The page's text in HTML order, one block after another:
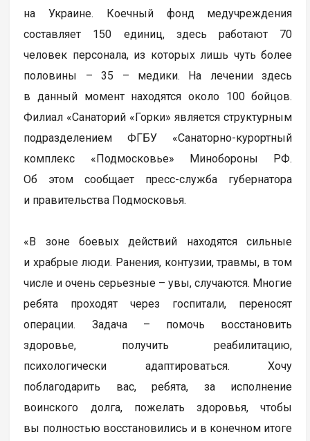
на Украине. Коечный фонд медучреждения
составляет 150 единиц, здесь работают 70
человек персонала, из которых лишь чуть более
половины – 35 – медики. На лечении здесь
в данный момент находятся около 100 бойцов.
Филиал «Санаторий «Горки» является структурным
подразделением ФГБУ «Санаторно-курортный
комплекс «Подмосковье» Минобороны РФ.
Об этом сообщает пресс-служба губернатора
и правительства Подмосковья.
«В зоне боевых действий находятся сильные
и храбрые люди. Ранения, контузии, травмы, в том
числе и очень серьезные – увы, случаются. Многие
ребята проходят через госпитали, переносят
операции. Задача – помочь восстановить
здоровье, получить реабилитацию,
психологически адаптироваться. Хочу
поблагодарить вас, ребята, за исполнение
воинского долга, пожелать здоровья, чтобы
вы полностью восстановились и в конечном итоге